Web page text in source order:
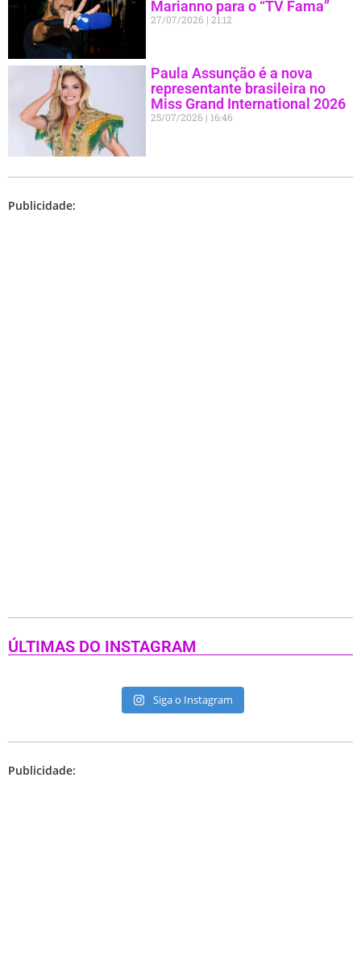
Marianno para o “TV Fama”
27/07/2026 21:12
Paula Assunção é a nova
representante brasileira no
Miss Grand International 2026
25/07/2026 16:46
Publicidade:
ÚLTIMAS DO INSTAGRAM
Siga o Instagram
Publicidade: